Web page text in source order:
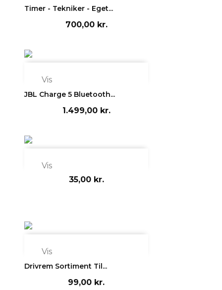
Timer - Tekniker - Eget...
700,00 kr.
Vis
JBL Charge 5 Bluetooth...
1.499,00 kr.
Vis
35,00 kr.
Vis
Drivrem Sortiment Til...
99,00 kr.